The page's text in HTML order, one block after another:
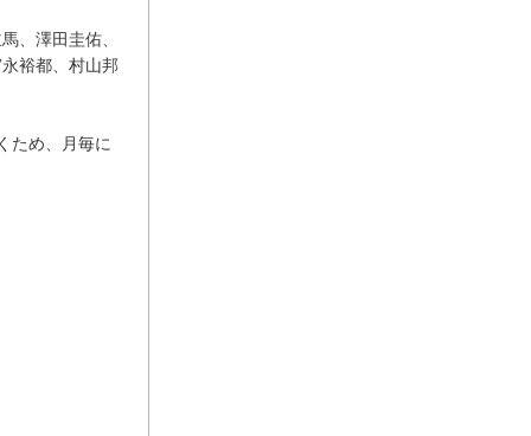
、澤田圭佑、
裕都、村山邦
ため、月毎に